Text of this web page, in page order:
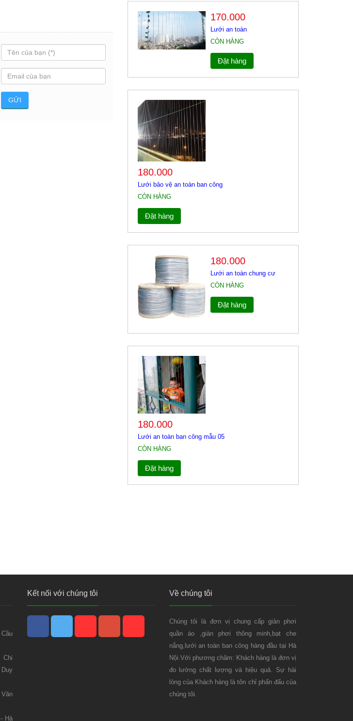
170.000
Lưới an toàn
CÒN HÀNG
Đặt hàng
180.000
Lưới bảo vệ an toàn ban công
CÒN HÀNG
Đặt hàng
180.000
Lưới an toàn chung cư
CÒN HÀNG
Đặt hàng
180.000
Lưới an toàn ban công mẫu 05
CÒN HÀNG
Đặt hàng
Hà
Kết nối với chúng tôi Về chúng tôi
Chúng tôi là đơn vị chung cấp giàn phơi
quần áo ,giàn phơi thông minh,bạt che
nắng,lưới an toàn ban công hàng đầu tại Hà
Nội.Với phương châm: Khách hàng là đơn vị
đo lường chất lượng và hiệu quả. Sự hài
lòng của Khách hàng là tôn chỉ phấn đấu của
chúng tôi.